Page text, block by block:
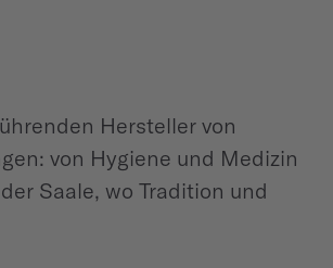
Hersteller von
von Hygiene und Medizin
Saale, wo Tradition und